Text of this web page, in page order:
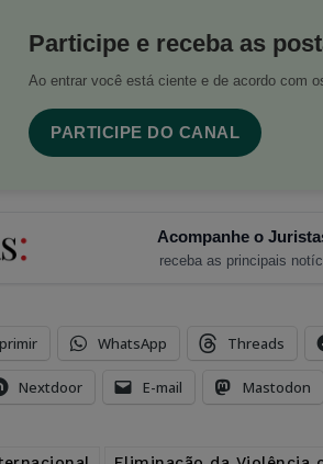
Participe e receba as
Ao entrar você está ciente e de acordo com
PARTICIPE DO CANAL
Acompanhe o
receba as principais
WhatsApp Threads
Nextdoor E-mail Mastodon